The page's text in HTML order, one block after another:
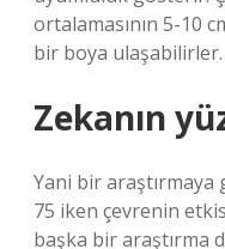
ortalamasının 5-10
bir boya ulaşabilirler.
Zekanın
Yani bir araştırmaya
75 iken çevrenin
başka bir araştırma